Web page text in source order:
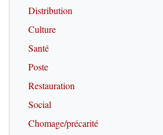
Distribution
Culture
Santé
Poste
Restauration
Social
Chomage/précarité